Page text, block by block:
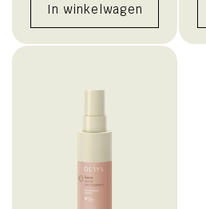
In winkelwagen